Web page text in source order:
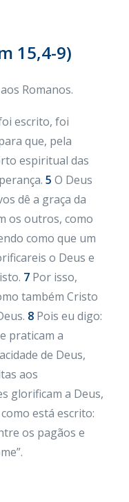
15,4-9)
Romanos.
escrito, foi
que, pela
espiritual das
5 O Deus
dê a graça da
os outros, como
como que um
o Deus e
7 Por isso,
também Cristo
8 Pois eu digo:
praticam a
de Deus,
aos
glorificam a Deus,
está escrito:
os pagãos e